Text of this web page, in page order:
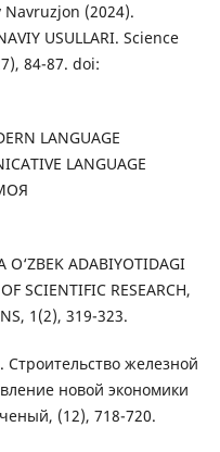
(2024).
USULLARI. Science
84-87. doi:
LANGUAGE
LANGUAGE
ADABIYOTIDAGI
SCIENTIFIC RESEARCH,
1(2), 319-323.
железной
новой экономики
(12), 718-720.